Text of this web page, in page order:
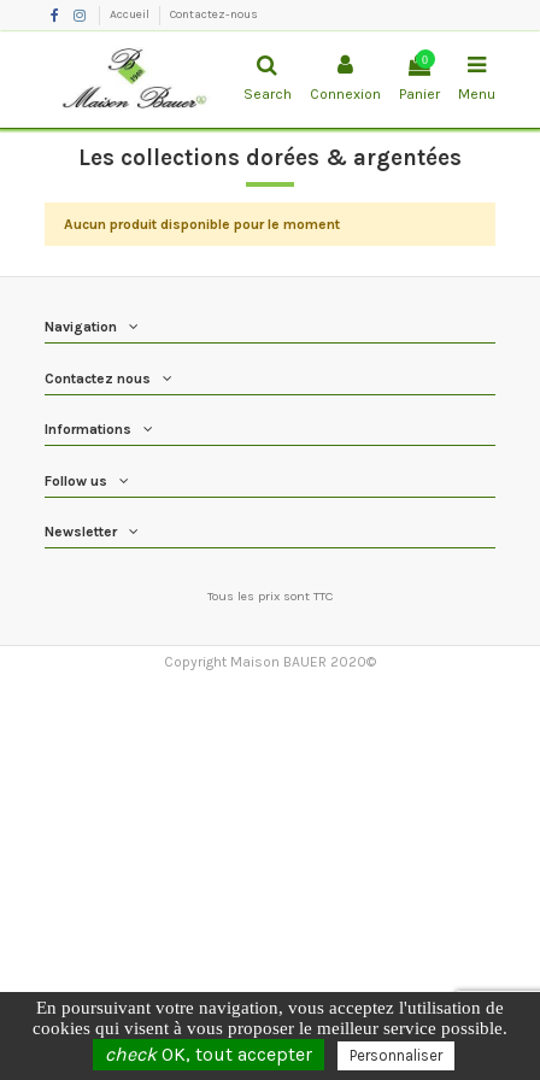
Accueil Contactez-nous
Search Connexion
0
Panier Menu
Les collections dorées & argentées
Aucun produit disponible pour le moment
Navigation
Contactez nous
Informations
Follow us
Newsletter
Tous les prix sont TTC
Copyright Maison BAUER 2020©
En poursuivant votre navigation, vous acceptez l'utilisation de
cookies qui visent à vous proposer le meilleur service possible.
checkOK, tout accepter Personnaliser